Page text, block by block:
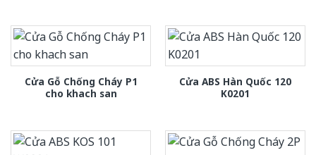
Cửa Gỗ Chống Cháy P1
cho khach san
Cửa ABS Hàn Quốc 120
K0201